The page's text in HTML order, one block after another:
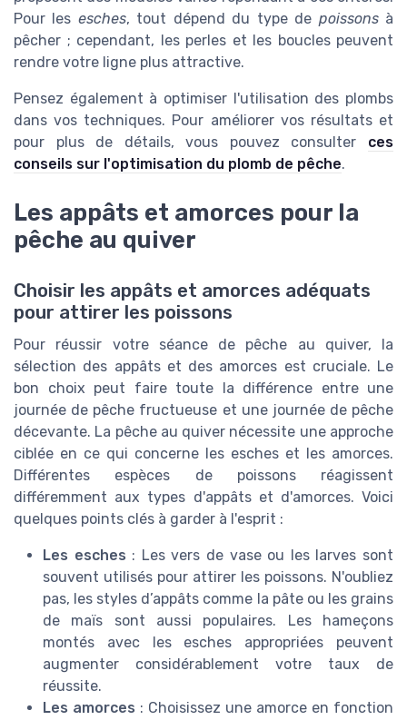
Pour les esches, tout dépend du type de poissonsà
pêcher ; cependant, les perles et les boucles peuvent
rendre votre ligne plus attractive.
Pensez également à optimiser l'utilisation des plombs
dans vos techniques. Pour améliorer vos résultats et
pour plus de détails, vous pouvez consulter ces
conseils sur l'optimisation du plomb de pêche.
Les appâts et amorces pour la
pêche au quiver
Choisir les appâts et amorces adéquats
pour attirer les poissons
Pour réussir votre séance de pêche au quiver, la
sélection des appâts et des amorces est cruciale. Le
bon choix peut faire toute la différence entre une
journée de pêche fructueuse et une journée de pêche
décevante. La pêche au quiver nécessite une approche
ciblée en ce qui concerne les esches et les amorces.
Différentes espèces de poissons réagissent
différemment aux types d'appâts et d'amorces. Voici
quelques points clés à garder à l'esprit :
Les esches : Les vers de vase ou les larves sont
souvent utilisés pour attirer les poissons. N'oubliez
pas, les styles d’appâts comme la pâte ou les grains
de maïs sont aussi populaires. Les hameçons
montés avec les esches appropriées peuvent
augmenter considérablement votre taux de
réussite.
Les amorces : Choisissez une amorce en fonction